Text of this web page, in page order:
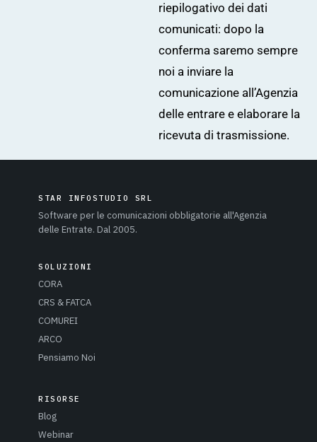
riepilogativo dei dati
comunicati: dopo la
conferma saremo sempre
noi a inviare la
comunicazione all’Agenzia
delle entrare e elaborare la
ricevuta di trasmissione.
STAR INFOSTUDIO SRL
Software per le comunicazioni obbligatorie all'Agenzia
delle Entrate. Dal 2005.
SOLUZIONI
CORA
CRS & FATCA
COMUREI
ARCO
Pensiamo Noi
RISORSE
Blog
Webinar